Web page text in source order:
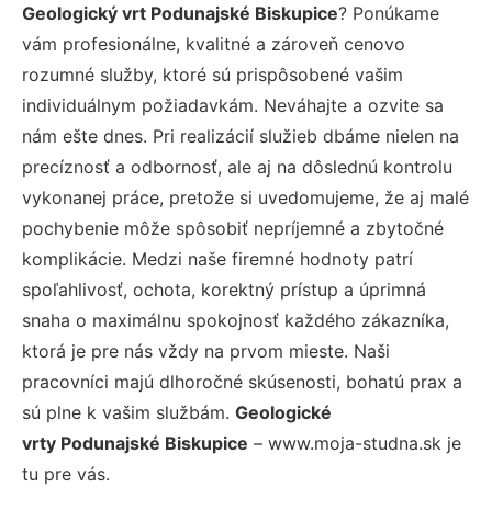
Geologický vrt Podunajské Biskupice? Ponúkame
vám profesionálne, kvalitné a zároveň cenovo
rozumné služby, ktoré sú prispôsobené vašim
individuálnym požiadavkám. Neváhajte a ozvite sa
nám ešte dnes. Pri realizácií služieb dbáme nielen na
precíznosť a odbornosť, ale aj na dôslednú kontrolu
vykonanej práce, pretože si uvedomujeme, že aj malé
pochybenie môže spôsobiť nepríjemné a zbytočné
komplikácie. Medzi naše firemné hodnoty patrí
spoľahlivosť, ochota, korektný prístup a úprimná
snaha o maximálnu spokojnosť každého zákazníka,
ktorá je pre nás vždy na prvom mieste. Naši
pracovníci majú dlhoročné skúsenosti, bohatú prax a
sú plne k vašim službám. Geologické
vrty Podunajské Biskupice – www.moja-studna.sk je
tu pre vás.